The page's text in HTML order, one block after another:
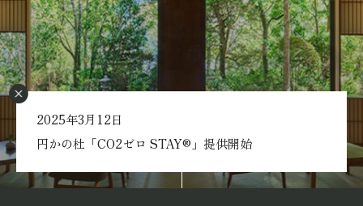
2025年3月12日
円かの杜「CO2ゼロ STAY®」提供開始